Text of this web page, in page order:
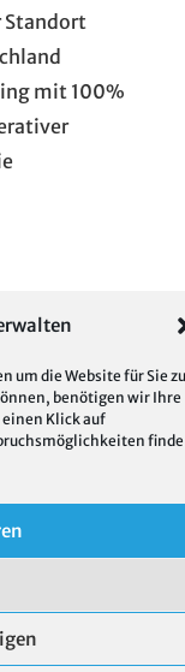
um die Website für Sie zu
benötigen wir Ihre
einen Klick auf
Standort
mit 100%